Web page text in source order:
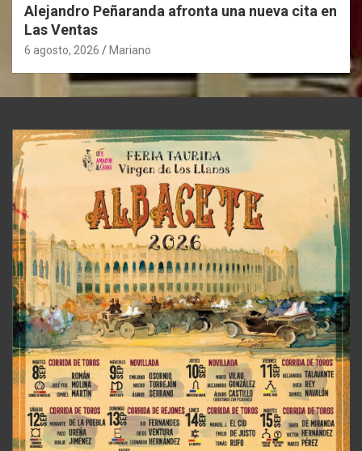
Alejandro Peñaranda afronta una nueva cita en
Las Ventas
6 agosto, 2026 Mariano